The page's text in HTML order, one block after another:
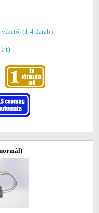
(1-4 darab)
Ft)